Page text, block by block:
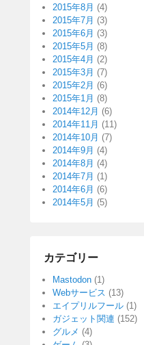
2015年8月 (4)
2015年7月 (3)
2015年6月 (3)
2015年5月 (8)
2015年4月 (2)
2015年3月 (7)
2015年2月 (6)
2015年1月 (8)
2014年12月 (6)
2014年11月 (11)
2014年10月 (7)
2014年9月 (4)
2014年8月 (4)
2014年7月 (1)
2014年6月 (6)
2014年5月 (5)
カテゴリー
Mastodon (1)
Webサービス (13)
エイプリルフール (1)
ガジェット関連 (152)
グルメ (4)